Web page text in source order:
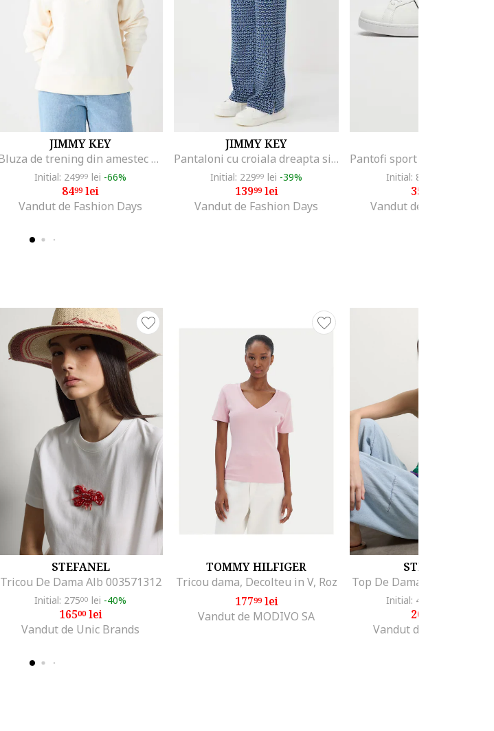
JIMMY KEY
Bluza de trening din amestec de modal cu croiala lejera si decolteu in V, Crem
Initial: 24999 lei -66%
8499lei
Vandut de Fashion Days
JIMMY KEY
Pantaloni cu croiala dreapta si imprimeu grafic, Albastru inchis
Initial: 22999 lei -39%
13999lei
Vandut de Fashion Days
Initial: 869
359
Vandut de Fashion Days
STEFANEL
Tricou De Dama Alb 003571312
Initial: 27500 lei -40%
16500lei
Vandut de Unic Brands
TOMMY HILFIGER
Tricou dama, Decolteu in V, Roz
17799lei
Vandut de MODIVO SA
STEFANEL
Top De Dama Verde
Initial: 400
200
Vandut de Unic Brands